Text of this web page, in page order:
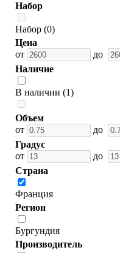
Набор
Набор (0)
Цена
от
до
Наличие
В наличии (1)
Объем
от
до
Градус
от
до
Страна
Франция
Регион
Бургундия
Производитель